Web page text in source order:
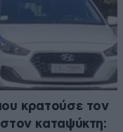
κρατούσε τον
καταψύκτη: